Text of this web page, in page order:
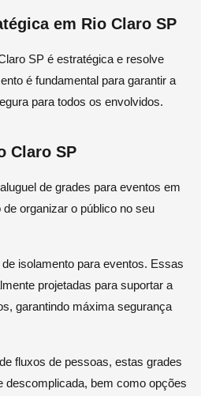
em Rio Claro SP
SP é estratégica e resolve
é fundamental para garantir a
para todos os envolvidos.
Claro SP
de grades para eventos em
organizar o público no seu
isolamento para eventos. Essas
projetadas para suportar a
garantindo máxima segurança
fluxos de pessoas, estas grades
descomplicada, bem como opções